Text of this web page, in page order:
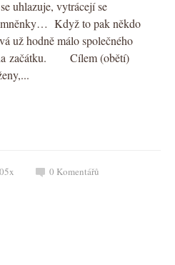
uhlazuje, vytrácejí se
Když to pak někdo
už hodně málo společného
začátku. Cílem (obětí)
0 Komentářů